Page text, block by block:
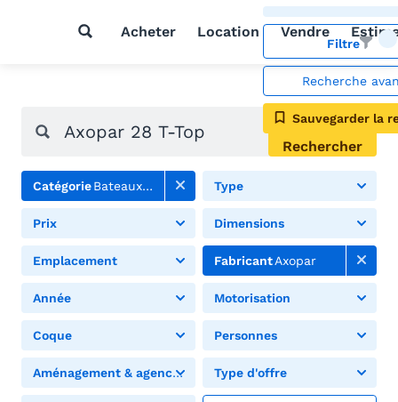
Acheter Location Vendre
Filtre
Recherche
Sauvegarder la
Rechercher
CatégorieBateaux à moteur Type
Prix Dimensions
Emplacement FabricantAxopar
Année Motorisation
Coque Personnes
Aménagement & agencement Type d'offre